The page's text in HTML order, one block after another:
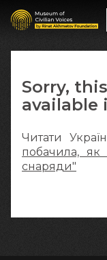
Sorry,
available
Читати
побачила, як
снаряди"